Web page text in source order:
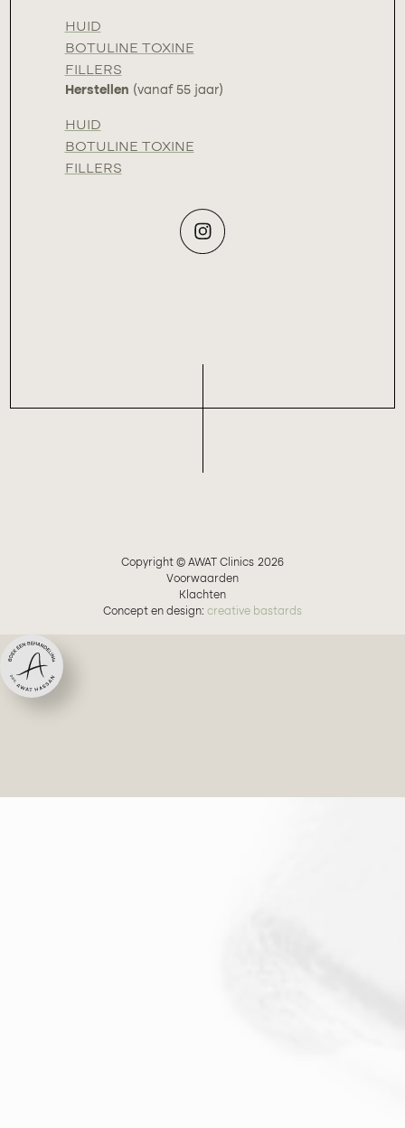
HUID
BOTULINE TOXINE
FILLERS
Herstellen (vanaf 55 jaar)
HUID
BOTULINE TOXINE
FILLERS
Copyright © AWAT Clinics 2026
Voorwaarden
Klachten
Concept en design: creative bastards